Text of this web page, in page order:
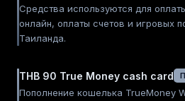
Средства используются для
онлайн, оплаты счетов и игровых
Таиланда.
THB 90 True Money cash card
Пополнение кошелька TrueMoney